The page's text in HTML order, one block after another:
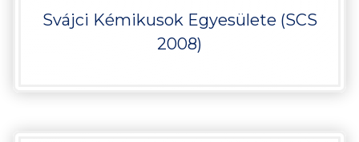
Svájci Kémikusok Egyesülete (SCS
2008)